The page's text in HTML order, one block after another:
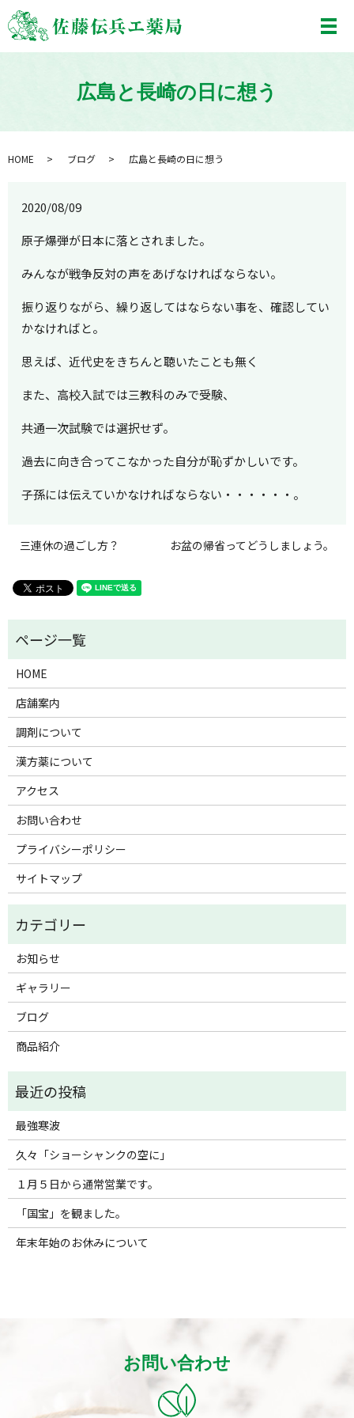
メ
広島と長崎の日に想う
HOME ブログ 広島と長崎の日に想う
2020/08/09
原子爆弾が日本に落とされました。
みんなが戦争反対の声をあげなければならない。
振り返りながら、繰り返してはならない事を、確認してい
かなければと。
思えば、近代史をきちんと聴いたことも無く
また、高校入試では三教科のみで受験、
共通一次試験では選択せず。
過去に向き合ってこなかった自分が恥ずかしいです。
子孫には伝えていかなければならない・・・・・・。
三連休の過ごし方？ お盆の帰省ってどうしましょう。
HOME
店舗案内
調剤について
漢方薬について
アクセス
お問い合わせ
プライバシーポリシー
サイトマップ
お知らせ
ギャラリー
ブログ
商品紹介
最強寒波
久々「ショーシャンクの空に」
１月５日から通常営業です。
「国宝」を観ました。
年末年始のお休みについて
お問い合わせ